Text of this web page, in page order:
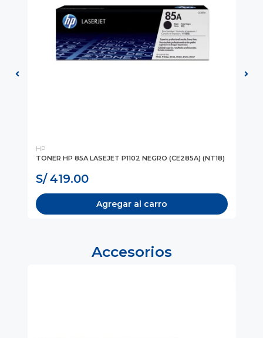
HP
TONER HP 85A LASEJET P1102 NEGRO (CE285A) (NT18)
S/ 419.00
Agregar al carro
Accesorios